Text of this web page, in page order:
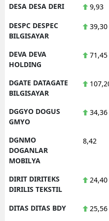
DESA DESA DERI 9,93
DESPC DESPEC
BILGISAYAR
39,30
DEVA DEVA
HOLDING
71,45
DGATE DATAGATE
BILGISAYAR
DGGYO DOGUS
GMYO
34,36
DGNMO
DOGANLAR
MOBILYA
8,42
DIRIT DIRITEKS
DIRILIS TEKSTIL
24,40
DITAS DITAS BDY 25,56